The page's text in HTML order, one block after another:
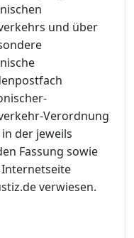
und über
Verordnung
in der jeweils
Fassung sowie
verwiesen.